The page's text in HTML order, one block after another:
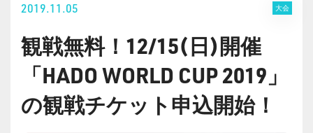
2019.11.05 大会
観戦無料！12/15(日)開催
「HADO WORLD CUP 2019」
の観戦チケット申込開始！